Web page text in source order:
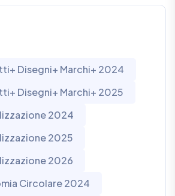
Disegni+ Marchi+ 2024
Disegni+ Marchi+ 2025
2024
2025
2026
Circolare 2024